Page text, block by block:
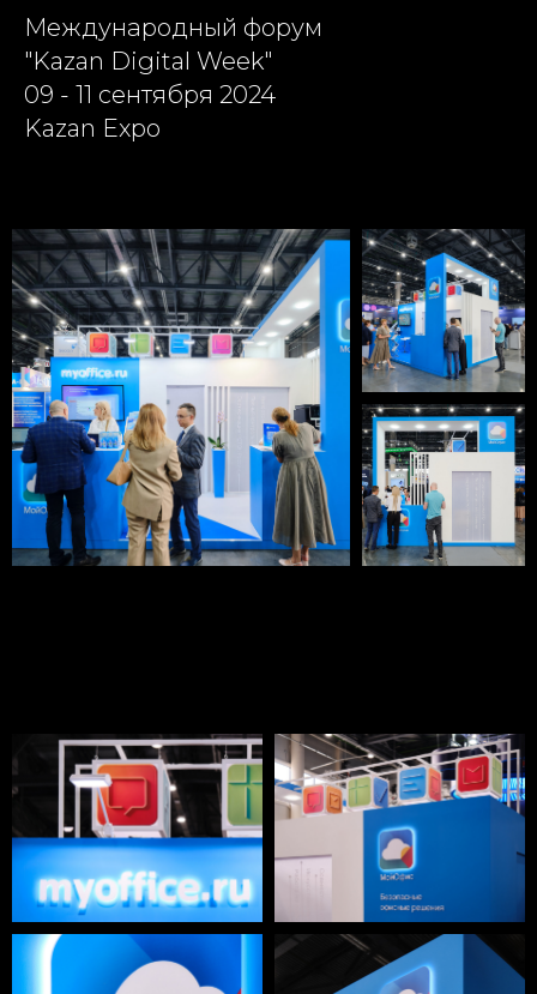
Международный форум
"Kazan Digital Week"
09 - 11 cентября 2024
Kazan Expo
© 2004 - 2025 ООО "БЕРЕГА Групп"
Политика конфиденциальности и
обработки данных